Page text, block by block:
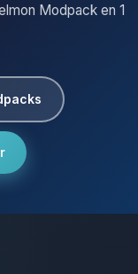
Modpack en 1